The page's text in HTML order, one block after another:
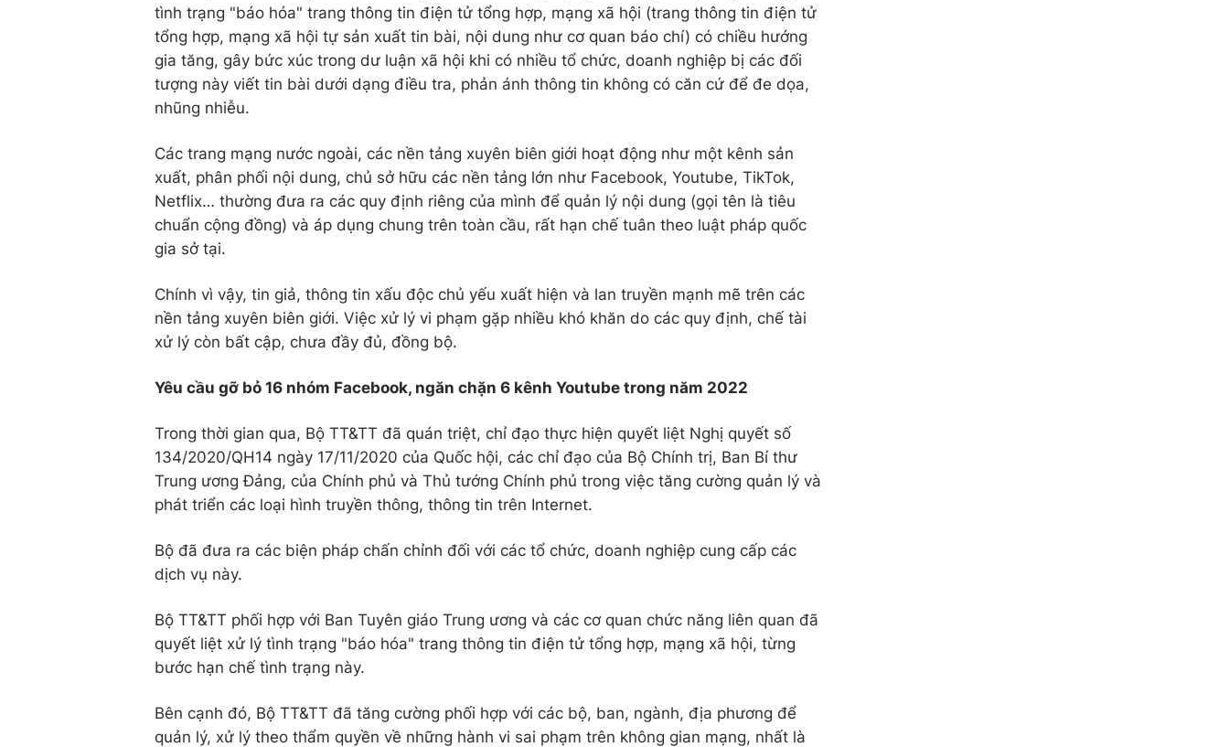
tình trạng "báo hóa" trang thông tin điện tử tổng hợp, mạng xã hội (trang thông tin điện tử
tổng hợp, mạng xã hội tự sản xuất tin bài, nội dung như cơ quan báo chí) có chiều hướng
gia tăng, gây bức xúc trong dư luận xã hội khi có nhiều tổ chức, doanh nghiệp bị các đối
tượng này viết tin bài dưới dạng điều tra, phản ánh thông tin không có căn cứ để đe dọa,
nhũng nhiễu.
Các trang mạng nước ngoài, các nền tảng xuyên biên giới hoạt động như một kênh sản
xuất, phân phối nội dung, chủ sở hữu các nền tảng lớn như Facebook, Youtube, TikTok,
Netflix… thường đưa ra các quy định riêng của mình để quản lý nội dung (gọi tên là tiêu
chuẩn cộng đồng) và áp dụng chung trên toàn cầu, rất hạn chế tuân theo luật pháp quốc
gia sở tại.
Chính vì vậy, tin giả, thông tin xấu độc chủ yếu xuất hiện và lan truyền mạnh mẽ trên các
nền tảng xuyên biên giới. Việc xử lý vi phạm gặp nhiều khó khăn do các quy định, chế tài
xử lý còn bất cập, chưa đầy đủ, đồng bộ.
Yêu cầu gỡ bỏ 16 nhóm Facebook, ngăn chặn 6 kênh Youtube trong năm 2022
Trong thời gian qua, Bộ TT&TT đã quán triệt, chỉ đạo thực hiện quyết liệt Nghị quyết số
134/2020/QH14 ngày 17/11/2020 của Quốc hội, các chỉ đạo của Bộ Chính trị, Ban Bí thư
Trung ương Đảng, của Chính phủ và Thủ tướng Chính phủ trong việc tăng cường quản lý và
phát triển các loại hình truyền thông, thông tin trên Internet.
Bộ đã đưa ra các biện pháp chấn chỉnh đối với các tổ chức, doanh nghiệp cung cấp các
dịch vụ này.
Bộ TT&TT phối hợp với Ban Tuyên giáo Trung ương và các cơ quan chức năng liên quan đã
quyết liệt xử lý tình trạng "báo hóa" trang thông tin điện tử tổng hợp, mạng xã hội, từng
bước hạn chế tình trạng này.
Bên cạnh đó, Bộ TT&TT đã tăng cường phối hợp với các bộ, ban, ngành, địa phương để
quản lý, xử lý theo thẩm quyền về những hành vi sai phạm trên không gian mạng, nhất là